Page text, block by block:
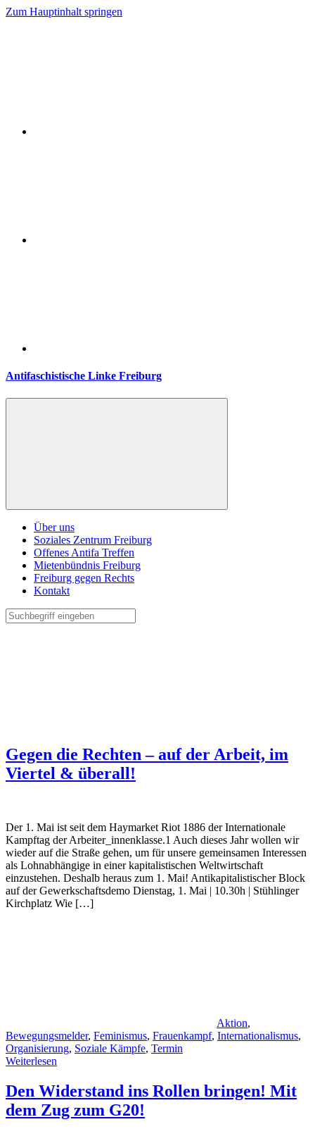
Zum Hauptinhalt springen
Antifaschistische Linke Freiburg
Über uns
Soziales Zentrum Freiburg
Offenes Antifa Treffen
Mietenbündnis Freiburg
Freiburg gegen Rechts
Kontakt
Gegen die Rechten – auf der Arbeit, im
Viertel & überall!
Der 1. Mai ist seit dem Haymarket Riot 1886 der Internationale
Kampftag der Arbeiter_innenklasse.1 Auch dieses Jahr wollen wir
wieder auf die Straße gehen, um für unsere gemeinsamen Interessen
als Lohnabhängige in einer kapitalistischen Weltwirtschaft
einzustehen. Deshalb heraus zum 1. Mai! Antikapitalistischer Block
auf der Gewerkschaftsdemo Dienstag, 1. Mai | 10.30h | Stühlinger
Kirchplatz Wie […]
Aktion,
Bewegungsmelder, Feminismus, Frauenkampf, Internationalismus,
Organisierung, Soziale Kämpfe, Termin
Weiterlesen
Den Widerstand ins Rollen bringen! Mit
dem Zug zum G20!